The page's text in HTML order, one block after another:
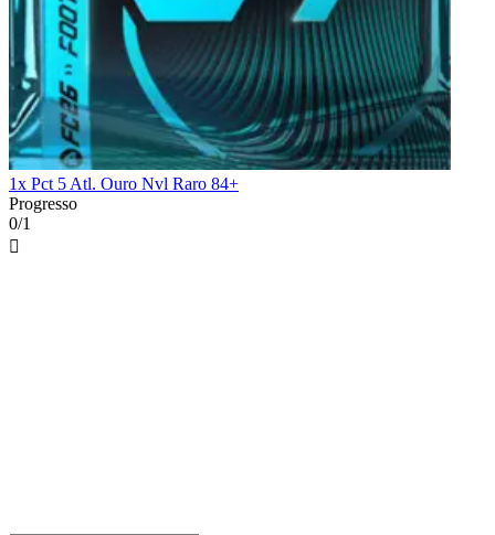
1x Pct 5 Atl. Ouro Nvl Raro 84+
Progresso
0/1
